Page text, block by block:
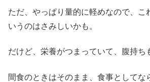
ただ、やっぱり量的に軽めなので、こ
いうのはさみしいかも。
だけど、栄養がつまっていて、腹持ち
間食のときはそのまま、食事としてな